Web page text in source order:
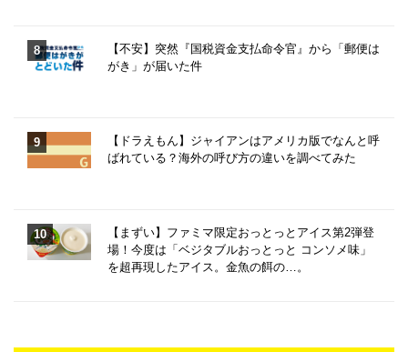
【不安】突然『国税資金支払命令官』から「郵便は
がき」が届いた件
【ドラえもん】ジャイアンはアメリカ版でなんと呼
ばれている？海外の呼び方の違いを調べてみた
【まずい】ファミマ限定おっとっとアイス第2弾登
場！今度は「ベジタブルおっとっと コンソメ味」
を超再現したアイス。金魚の餌の…。